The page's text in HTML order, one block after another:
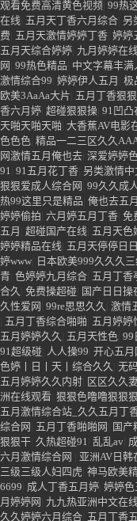
姐|99久久婷婷五月综合|超碰
妻人伦精品一区二区|天天综
美成人网婷婷综合在线| 丁香
香五月婷婷久久久|欧美丁香
合中文字幕|啪啪操网|丁香五
久av久片一区二区|丁香激情
观看免费高清黄色视频 |99热
在线|五月天丁香六月综合|另
费|五月天激情婷婷丁香|婷婷
五月天综合婷婷|九月婷婷在
网|99热色精品|中文字幕丰满
激情综合99|婷婷伊人五月|极
欧美3AaAa大片|五月丁香狠
香六月婷|超碰狠狠操|91凹凸
天啪天啪天啪|大香蕉AV电影
色色色|精品一二三区久久
网激情五月俺也去| 深爱婷婷色
91|91五月花丁香|另类激情中
狠狠爱成人综合网| 99久久成
热99这里只是精品|俺也去五
婷婷偷拍 六月婷五月丁香|免
五月| 超碰国产在线 五月天色
婷婷精品在线 五月天停停日
婷www|日本欧美999久久久
青|色婷婷九月综合|五月丁香
合久|免费操超碰| 国产日日
久性爱网|99re思思久久|激情
|五月丁香综合啪啪|五月婷婷
五月婷婷久久| 五月天性色|99
91超级碰|人人操99 |开心五月
色婷丨日丨天丨综合久久 |无
五月婷婷久久内射 区区久久
洲在线观看| 狠狠色噜噜狠狠
五月激情综合站_久久五月丁